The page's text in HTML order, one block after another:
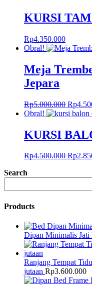
KURSI
Rp4.350.000
Obral!
Meja
Jepara
Rp5.000.000 Harga
aslinya
Rp
Obral!
KURSI
Rp4.500.000 Harga
Rp
Search
Products
Dipan Minimalis Jati
Ranjang Tempat
jutaan Rp3.600.000